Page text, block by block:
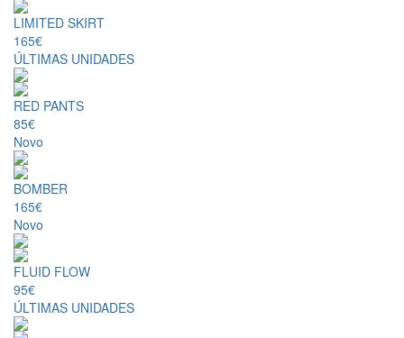
LIMITED SKIRT
165€
ÚLTIMAS UNIDADES
RED PANTS
85€
Novo
BOMBER
165€
Novo
FLUID FLOW
95€
ÚLTIMAS UNIDADES